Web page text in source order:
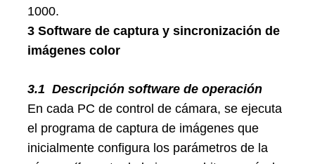
1000.
3 Software de captura y sincronización de
imágenes color
3.1 Descripción software de operación
En cada PC de control de cámara, se ejecuta
el programa de captura de imágenes que
inicialmente configura los parámetros de la